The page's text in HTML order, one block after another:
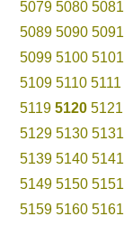
5079 5080 5081
5089 5090 5091
5099 5100 5101
5109 5110 5111
5119 5120 5121
5129 5130 5131
5139 5140 5141
5149 5150 5151
5159 5160 5161